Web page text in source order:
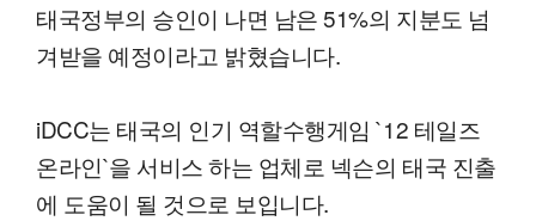
태국정부의 승인이 나면 남은 51%의 지분도 넘
겨받을 예정이라고 밝혔습니다.
iDCC는 태국의 인기 역할수행게임 `12 테일즈
온라인`을 서비스 하는 업체로 넥슨의 태국 진출
에 도움이 될 것으로 보입니다.